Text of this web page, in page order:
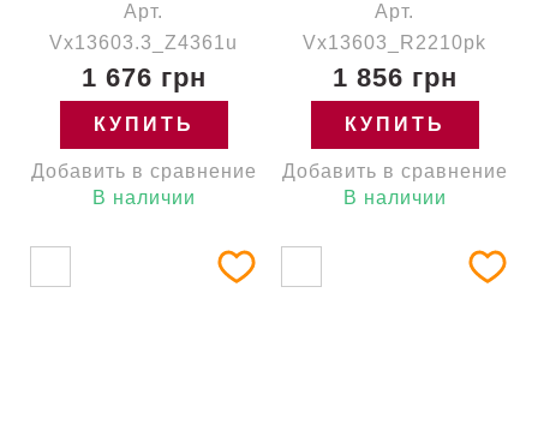
Арт.
Vx13603.3_Z4361u
1 676 грн
КУПИТЬ
Добавить в сравнение
В наличии
Арт.
Vx13603_R2210pk
1 856 грн
КУПИТЬ
Добавить в сравнение
В наличии